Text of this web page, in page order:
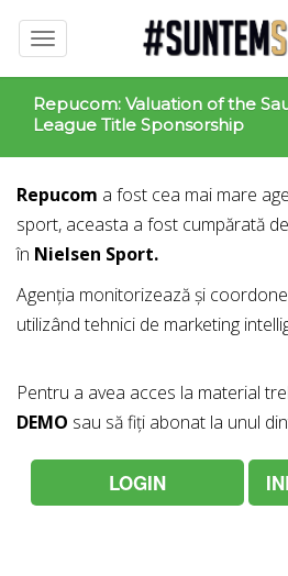
Repucom: Valuation of the
League Title Sponsorship
Repucom a fost cea mai mare
sport, aceasta a fost cumpărată
în Nielsen Sport.
Agenția monitorizează și
utilizând tehnici de marketing
Pentru a avea acces la material
DEMO sau să fiți abonat la unul
LOGIN